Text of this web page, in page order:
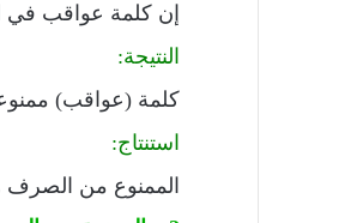
إن كلمة عواقب في
النتيجة:
كلمة (عواقب)
استنتاج:
الممنوع من الصرف